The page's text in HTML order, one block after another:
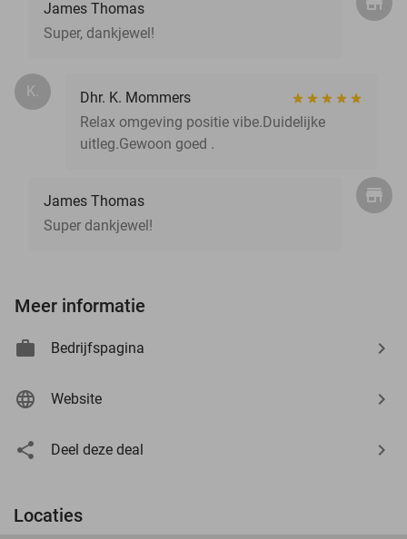
James Thomas
Super, dankjewel!
K.
Dhr. K. Mommers
Relax omgeving positie vibe.Duidelijke
uitleg.Gewoon goed .
James Thomas
Super dankjewel!
Meer informatie
Bedrijfspagina
Website
Deel deze deal
Locaties